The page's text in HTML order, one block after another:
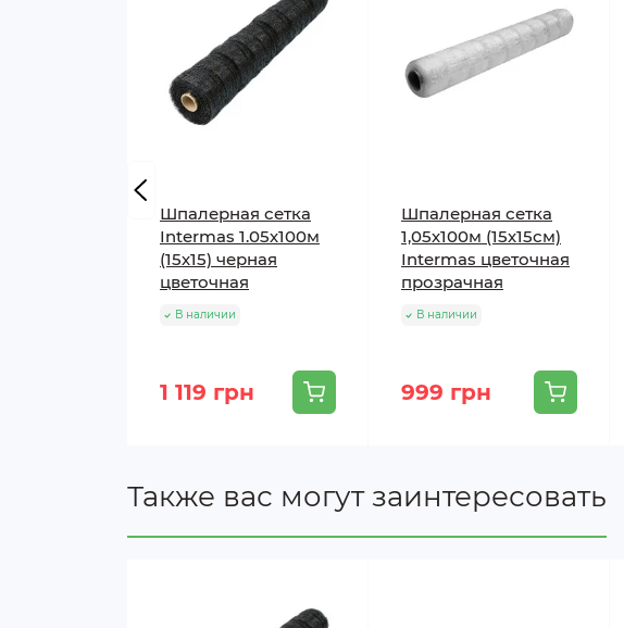
Шпалерная сетка
Intermas 1.05х100м
(15х15) черная
цветочная
В наличии
1 119 грн
Шпалерная сетка
1,05х100м (15х15см)
Intermas цветочная
прозрачная
В наличии
999 грн
Также вас могут заинтересовать